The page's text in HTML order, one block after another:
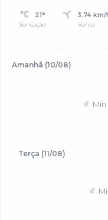
21°
Sensação
3.74 km/
Vento
Amanhã (10/08)
Mín.
Terça (11/08)